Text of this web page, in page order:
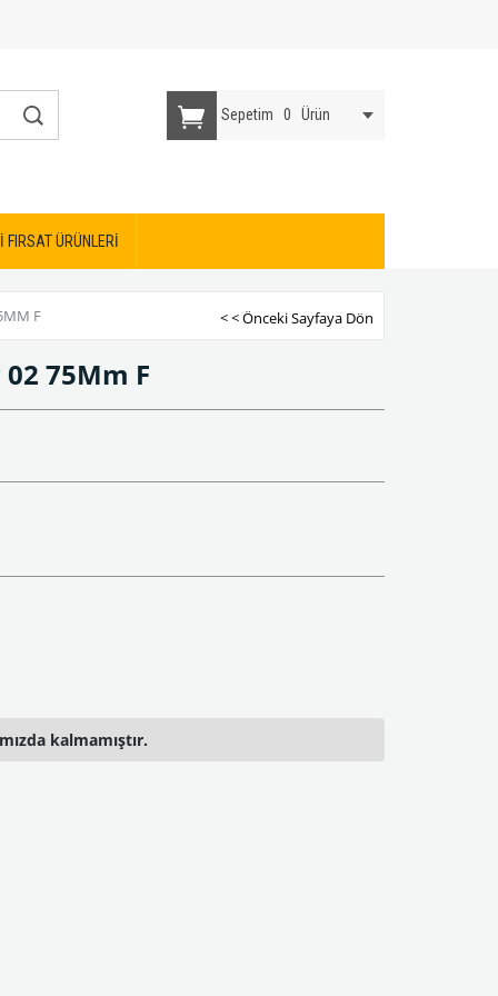
Sepetim 0 Ürün
FIRSAT ÜRÜNLERİ
F < < Önceki Sayfaya Dön
75Mm F
kalmamıştır.